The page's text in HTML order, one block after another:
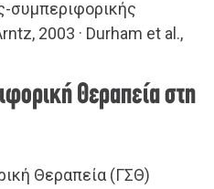
συμπεριφορικής
2003 · Durham et al.,
Θεραπεία στη
Θεραπεία (ΓΣΘ)